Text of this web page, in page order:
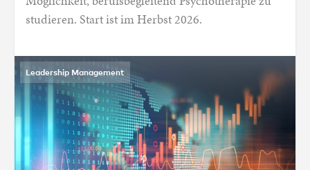
studieren. Start ist im Herbst 2026.
Leadership Management